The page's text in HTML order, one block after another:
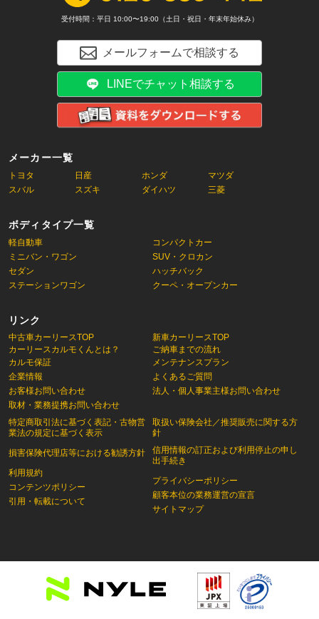
メーカー一覧
トヨタ 日産 ホンダ
マツダ
スバル
スズキ ダイハツ 三菱
ボディタイプ一覧
軽自動車
コンパクトカー
ミニバン・ワゴン
SUV・クロカン
セダン
ハッチバック
ステーションワゴン
クーペ・オープンカー
リンク
中古車カーリースTOP
カーリースカルモくんとは？
新車カーリースTOP
ご納車までの流れ
カルモ保証
企業情報
お客様お問い合わせ
取材・業務提携お問い合わせ
特定商取引法に基づく表記・古物営
業法の規定に基づく表示
損害保険代理店等における勧誘方針
利用規約
コンテンツポリシー
引用・転載について
メンテナンスプラン
よくあるご質問
法人・個人事業主様お問い合わせ
取扱い保険会社／推奨販売に関する方
針
信用情報の訂正および利用停止の申し
出手続き
プライバシーポリシー
顧客本位の業務運営の宣言
サイトマップ
受付時間：平日 10:00〜19:00（土日・祝日・年末年始休み）
メールフォームで相談する
LINEでチャット相談する